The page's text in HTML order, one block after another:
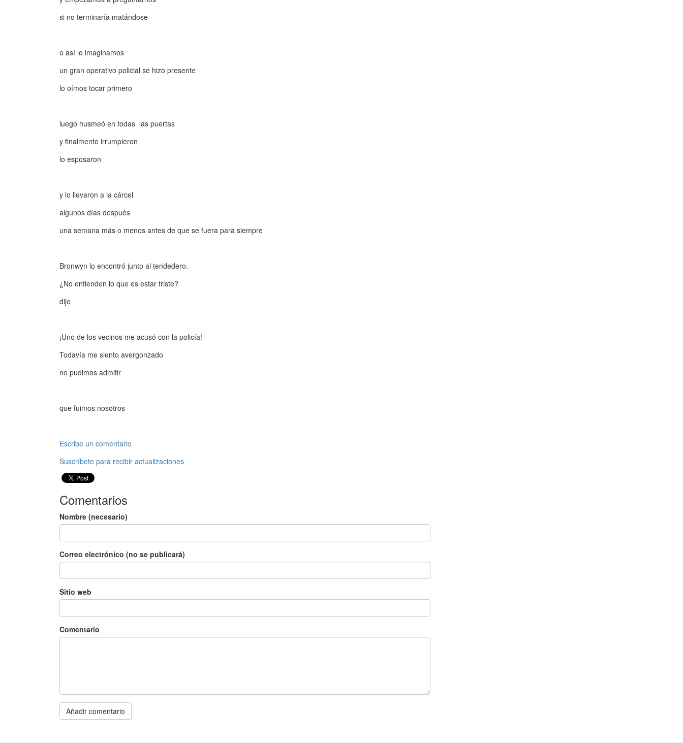
si no terminaría matándose
o así lo imaginamos
un gran operativo policial se hizo presente
lo oímos tocar primero
luego husmeó en todas las puertas
y finalmente irrumpieron
lo esposaron
y lo llevaron a la cárcel
algunos días después
una semana más o menos antes de que se fuera para siempre
Bronwyn lo encontró junto al tendedero.
¿No entienden lo que es estar triste?
dijo
¡Uno de los vecinos me acusó con la policía!
Todavía me siento avergonzado
no pudimos admitir
que fuimos nosotros
Escribe un comentario
Suscríbete para recibir actualizaciones
Comentarios
Nombre (necesario)
Correo electrónico (no se publicará)
Sitio web
Comentario
Añadir comentario